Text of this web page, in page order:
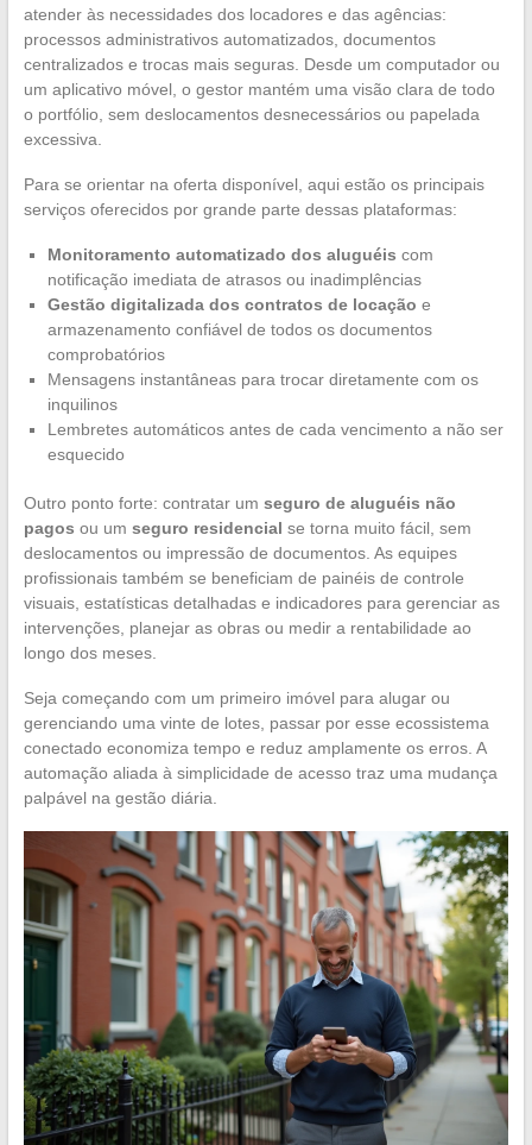
atender às necessidades dos locadores e das agências:
processos administrativos automatizados, documentos
centralizados e trocas mais seguras. Desde um computador ou
um aplicativo móvel, o gestor mantém uma visão clara de todo
o portfólio, sem deslocamentos desnecessários ou papelada
excessiva.
Para se orientar na oferta disponível, aqui estão os principais
serviços oferecidos por grande parte dessas plataformas:
Monitoramento automatizado dos aluguéis com
notificação imediata de atrasos ou inadimplências
Gestão digitalizada dos contratos de locação e
armazenamento confiável de todos os documentos
comprobatórios
Mensagens instantâneas para trocar diretamente com os
inquilinos
Lembretes automáticos antes de cada vencimento a não ser
esquecido
Outro ponto forte: contratar um seguro de aluguéis não
pagos ou um seguro residencial se torna muito fácil, sem
deslocamentos ou impressão de documentos. As equipes
profissionais também se beneficiam de painéis de controle
visuais, estatísticas detalhadas e indicadores para gerenciar as
intervenções, planejar as obras ou medir a rentabilidade ao
longo dos meses.
Seja começando com um primeiro imóvel para alugar ou
gerenciando uma vinte de lotes, passar por esse ecossistema
conectado economiza tempo e reduz amplamente os erros. A
automação aliada à simplicidade de acesso traz uma mudança
palpável na gestão diária.